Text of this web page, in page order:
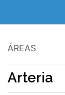
ÁREAS
Arteria